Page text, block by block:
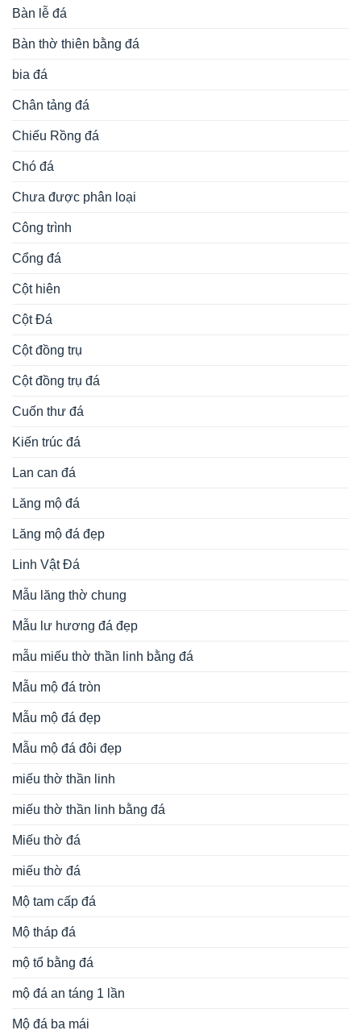
Mẫu lư hương đá đẹp
mẫu miếu thờ thần linh bằng đá
Mẫu mộ đá tròn
Mẫu mộ đá đẹp
Mẫu mộ đá đôi đẹp
miếu thờ thần linh
miếu thờ thần linh bằng đá
Miếu thờ đá
miếu thờ đá
Mộ tam cấp đá
Mộ tháp đá
mộ tổ bằng đá
mộ đá an táng 1 lần
Mộ đá ba mái
Mộ đá hai mái
Mộ đá hậu bành
Mộ đá hình bát giác
Mộ đá hoa cương
Mộ đá không mái
Mộ đá liền kề
Mộ đá lục lăng
Mộ đá mái vòm
Mộ đá một mái
Mộ đá xanh rêu
mộ đá đơn
Mộ đạo bằng đá
Nghê đá
Ngựa đá
Phong thủy
Rồng đá
Rùa đội bia đá
Sân vườn tiểu cảnh
tâm linh